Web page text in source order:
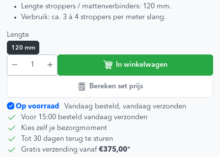
Lengte stroppers / mattenverbinders: 120 mm.
Verbruik: ca. 3 à 4 stroppers per meter slang.
Lengte
120 mm
In winkelwagen
Bereken set prijs
Op voorraad
Vandaag besteld, vandaag verzonden
Voor 15:00 besteld vandaag verzonden
Kies zelf je bezorgmoment
Tot 30 dagen terug te sturen
Gratis verzending vanaf €375,00*